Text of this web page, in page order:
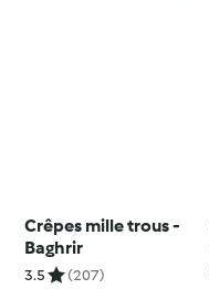
Crêpes mille trous -
Baghrir
3.5 (207)